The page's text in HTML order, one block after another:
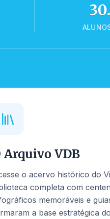
Arquivo VDB
o acervo histórico do
completa com
memoráveis e
a base estratégica